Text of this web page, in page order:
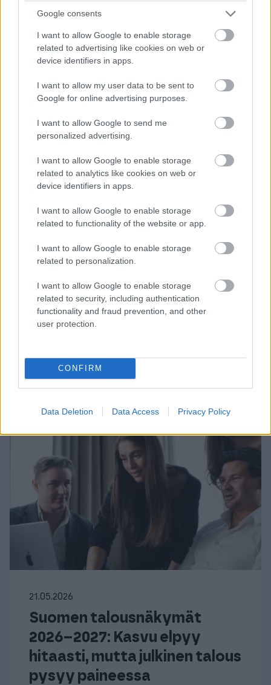
Google consents
I want to allow Google to enable storage
related to advertising like cookies on web or
device identifiers in apps.
I want to allow my user data to be sent to
Google for online advertising purposes.
I want to allow Google to send me
personalized advertising.
I want to allow Google to enable storage
related to analytics like cookies on web or
device identifiers in apps.
I want to allow Google to enable storage
related to functionality of the website or app.
I want to allow Google to enable storage
related to personalization.
I want to allow Google to enable storage
related to security, including authentication
functionality and fraud prevention, and other
user protection.
CONFIRM
Data Deletion Data Access Privacy Policy
01.06.2026
Työsopimuslaki – tunnetko
työnantajan ja työntekijän
velvollisuudet ja oikeudet?
Jokaisen työnantajan ja työntekijän on
tärkeää tietää omat velvollisuutensa ja
allekirjoittamista. Siksi työsopimuslain
keskeinen sisältö kannattaa tuntea....
21.05.2026
Suomen talousnäkymät
2026–2027: Kasvu elpyy
hitaasti, mutta julkinen talous
pysyy paineessa